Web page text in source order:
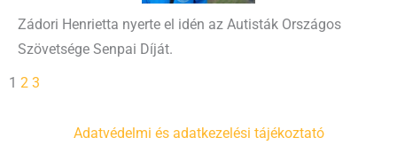
Zádori Henrietta nyerte el idén az Autisták Országos
Szövetsége Senpai Díját.
1 2 3
Adatvédelmi és adatkezelési tájékoztató